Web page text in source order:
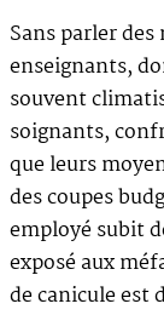
Sans parler
enseignants,
souvent
soignants,
que leurs
des coupes
employé subit
exposé aux
de canicule est